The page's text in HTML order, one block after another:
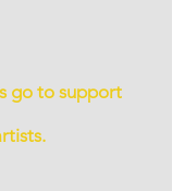
go to support